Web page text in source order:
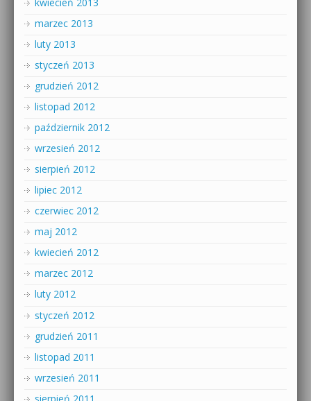
marzec 2013
luty 2013
styczeń 2013
grudzień 2012
listopad 2012
październik 2012
wrzesień 2012
sierpień 2012
lipiec 2012
czerwiec 2012
maj 2012
kwiecień 2012
marzec 2012
luty 2012
styczeń 2012
grudzień 2011
listopad 2011
wrzesień 2011